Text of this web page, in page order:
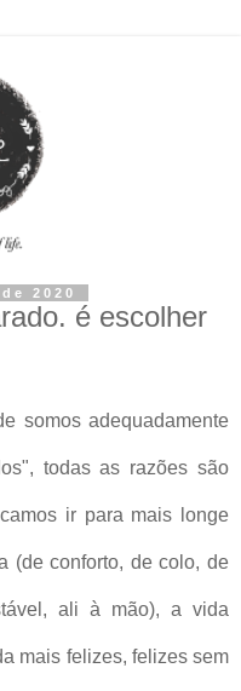
2020
é escolher
somos adequadamente
todas as razões são
ir para mais longe
(de conforto, de colo, de
ali à mão), a vida
mais felizes, felizes sem